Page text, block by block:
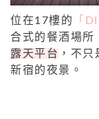
位在17樓的 「
合式的餐酒場所
露天平台 ，不
新宿的夜景。